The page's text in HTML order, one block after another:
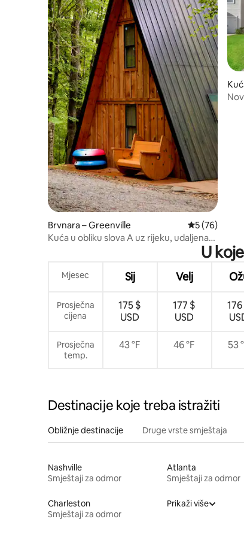
Brvnara – Greenville Prosječna
5 (76)
Kuća u obliku slova A uz rijeku, udaljena
U
Mjesec Sij Velj
Prosječna
cijena
175 $
USD
177 $
USD
Prosječna
temp.
43 °F 46 °F 53
Destinacije koje treba istražiti
Obližnje destinacije Druge vrste smještaja
Nashville
Smještaji za odmor
Atlanta
Smještaji za odmor
Charleston
Smještaji za odmor
Prikaži više